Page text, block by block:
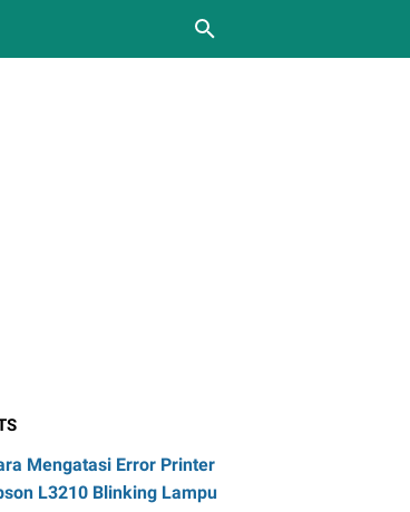
Mengatasi Error Printer
L3210 Blinking Lampu